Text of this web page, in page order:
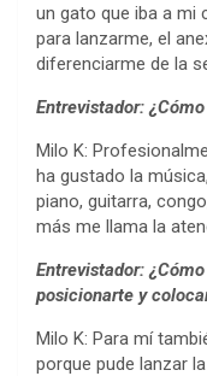
un gato que iba a mi
para lanzarme, el
diferenciarme de la
Entrevistador:
Milo K:
ha gustado la
piano, guitarra,
más me llama la
Entrevistador:
posicionarte y
Milo K: Para mí
porque pude lanzar